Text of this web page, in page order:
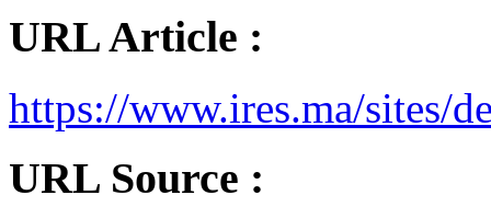
URL Article :
https://www.ires.ma/sites/
URL Source :